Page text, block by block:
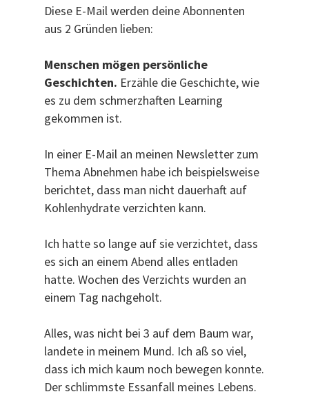
Diese E-Mail werden deine Abonnenten
aus 2 Gründen lieben:
Menschen mögen persönliche
Geschichten. Erzähle die Geschichte, wie
es zu dem schmerzhaften Learning
gekommen ist.
In einer E-Mail an meinen Newsletter zum
Thema Abnehmen habe ich beispielsweise
berichtet, dass man nicht dauerhaft auf
Kohlenhydrate verzichten kann.
Ich hatte so lange auf sie verzichtet, dass
es sich an einem Abend alles entladen
hatte. Wochen des Verzichts wurden an
einem Tag nachgeholt.
Alles, was nicht bei 3 auf dem Baum war,
landete in meinem Mund. Ich aß so viel,
dass ich mich kaum noch bewegen konnte.
Der schlimmste Essanfall meines Lebens.